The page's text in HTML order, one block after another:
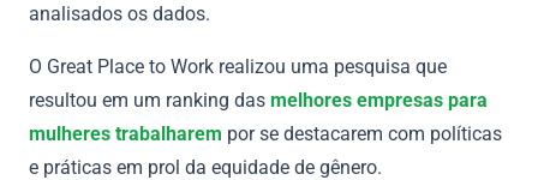
analisados os dados.
O Great Place to Work realizou uma pesquisa que
resultou em um ranking das melhores empresas para
mulheres trabalharem por se destacarem com políticas
e práticas em prol da equidade de gênero.